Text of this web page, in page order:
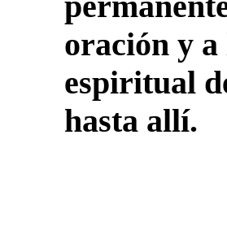
oración y a
espiritual
hasta allí.